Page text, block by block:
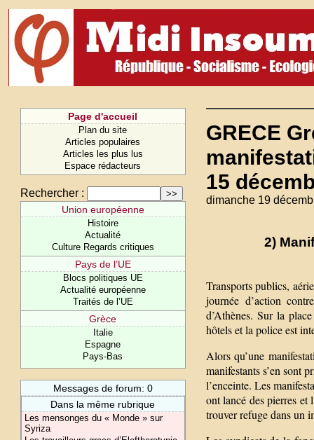
Page d'accueil
Plan du site
Articles populaires
Articles les plus lus
Espace rédacteurs
Rechercher :
Union européenne
Histoire
Actualité
Culture Regards critiques
Pays de l’UE
Blocs politiques UE
Actualité européenne
Traités de l’UE
Grèce
Italie
Espagne
Pays-Bas
Messages de forum: 0
Dans la même rubrique
Les mensonges du « Monde » sur
Syriza
GRECE
15
dimanche 19
2)
Transports publics,
journée d’action
d’Athènes. Sur la
hôtels et la police est
Alors qu’une
manifestants s’en sont
l’enceinte. Les
ont lancé des pierres et
trouver refuge dans un